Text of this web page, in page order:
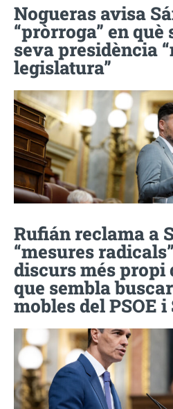
Nogueras avisa
“pròrroga” en què
seva presidència
legislatura”
Rufián reclama a
“mesures
discurs més propi
que sembla
mobles del PSOE